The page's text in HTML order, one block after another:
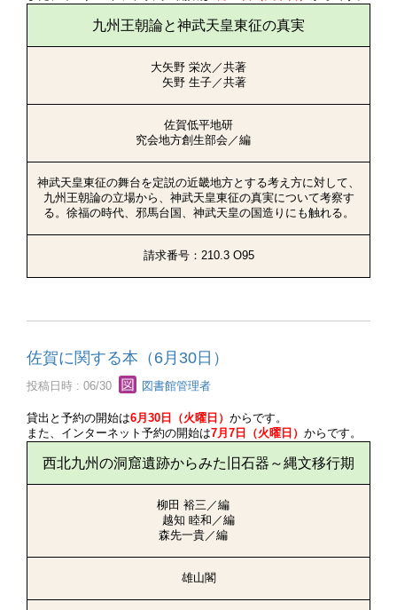
九州王朝論と神武天皇東征の真実
大矢野 栄次／共著
矢野 生子／共著
佐賀低平地研
究会地方創生部会／編
神武天皇東征の舞台を定説の近畿地方とする考え方に対して、
九州王朝論の立場から、神武天皇東征の真実について考察す
る。徐福の時代、邪馬台国、神武天皇の国造りにも触れる。
請求番号：210.3 O95
佐賀に関する本（6月30日）
投稿日時 : 06/30 図書館管理者
貸出と予約の開始は6月30日（火曜日） からです。
また、インターネット予約の開始は7月7日（火曜日） からです。
西北九州の洞窟遺跡からみた旧石器～縄文移行期
柳田 裕三／編
越知 睦和／編
森先一貴／編
雄山閣